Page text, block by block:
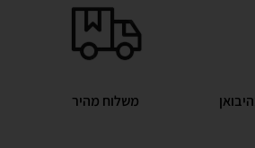
משלוח מהיר